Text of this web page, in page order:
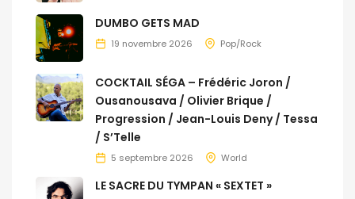
DUMBO GETS MAD
19 novembre 2026 Pop/Rock
COCKTAIL SÉGA – Frédéric Joron /
Ousanousava / Olivier Brique /
Progression / Jean-Louis Deny / Tessa
/ S’Telle
5 septembre 2026 World
LE SACRE DU TYMPAN « SEXTET »